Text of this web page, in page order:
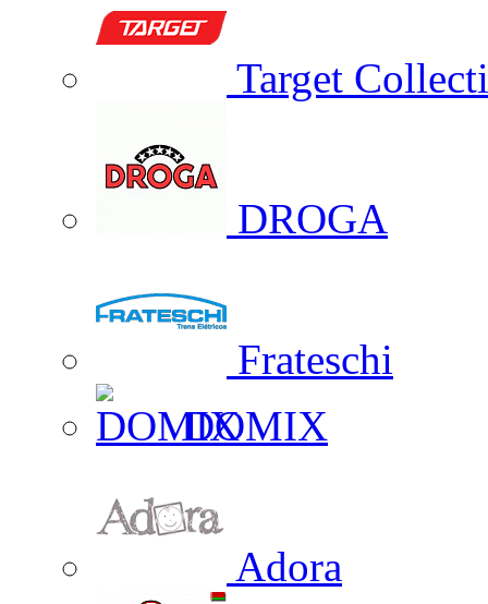
Target
DROGA
Frateschi
DOMIX
Adora